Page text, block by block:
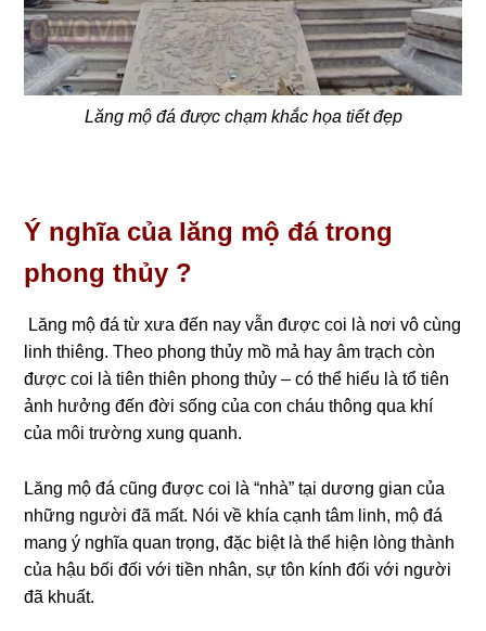
Lăng mộ đá được chạm khắc họa tiết đẹp
Ý nghĩa của lăng mộ đá trong
phong thủy ?
Lăng mộ đá từ xưa đến nay vẫn được coi là nơi vô cùng
linh thiêng. Theo phong thủy mồ mả hay âm trạch còn
được coi là tiên thiên phong thủy – có thể hiểu là tổ tiên
ảnh hưởng đến đời sống của con cháu thông qua khí
của môi trường xung quanh.
Lăng mộ đá cũng được coi là “nhà” tại dương gian của
những người đã mất. Nói về khía cạnh tâm linh, mộ đá
mang ý nghĩa quan trọng, đặc biệt là thể hiện lòng thành
của hậu bối đối với tiền nhân, sự tôn kính đối với người
đã khuất.